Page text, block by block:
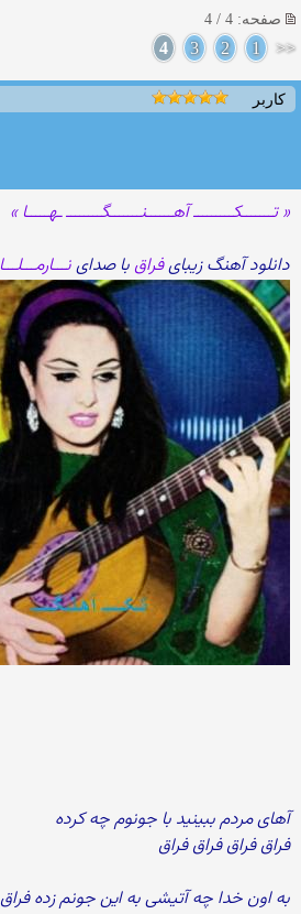
صفحه: 4 / 4
<<
1
2
3
4
کاربر
« تـــــــکـــــــــ آهــــــنـــــــگــــــــ ـهـــــا »
دانلود آهنگ زیبایفراق با صداینـــارمـــلـــا
آهای مردم ببینید با جونوم چه کرده
فراق فراق فراق فراق
به اون خدا چه آتیشی به این جونم زده فراق